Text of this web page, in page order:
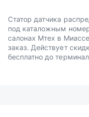
Статор датчика
под каталожным
салонах Мтех в
заказ. Действует
бесплатно до